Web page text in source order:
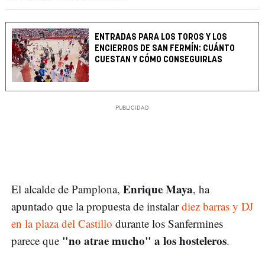
ENTRADAS PARA LOS TOROS Y LOS
ENCIERROS DE SAN FERMÍN: CUÁNTO
CUESTAN Y CÓMO CONSEGUIRLAS
El alcalde de Pamplona, Enrique Maya, ha
apuntado que la propuesta de instalardiez barras y DJ
en la plaza del Castillo durante los Sanfermines
parece que "no atrae mucho" a los hosteleros.